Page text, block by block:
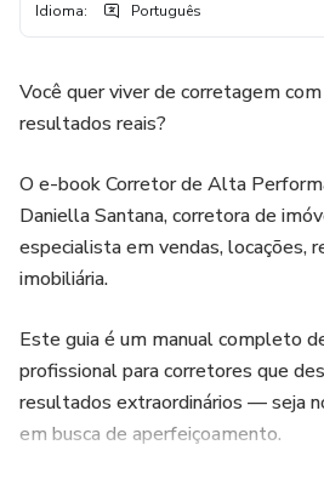
Idioma: Português
Você quer viver de corretagem
resultados reais?
O e-book Corretor de Alta
Daniella Santana, corretora de
especialista em vendas, locações,
imobiliária.
Este guia é um manual completo
profissional para corretores que
resultados extraordinários — seja
em busca de aperfeiçoamento.